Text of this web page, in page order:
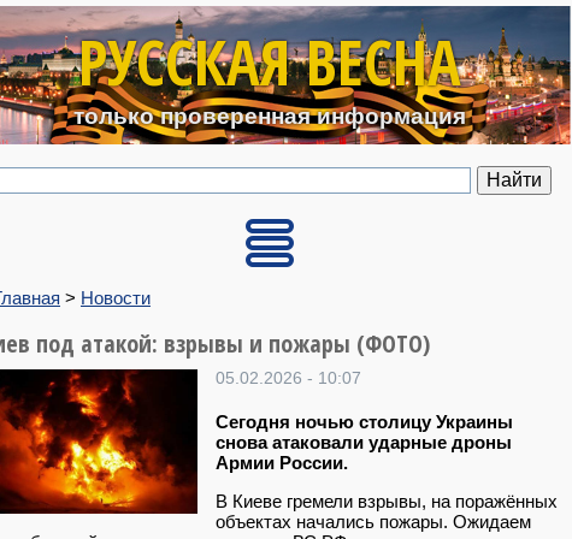
Перейти к основному содержанию
РУССКАЯ ВЕСНА
только проверенная информация
> Новости
под атакой: взрывы и пожары (ФОТО)
05.02.2026 - 10:07
Сегодня ночью столицу Украины
снова атаковали ударные дроны
Армии России.
В Киеве гремели взрывы, на поражённых
объектах начались пожары. Ожидаем